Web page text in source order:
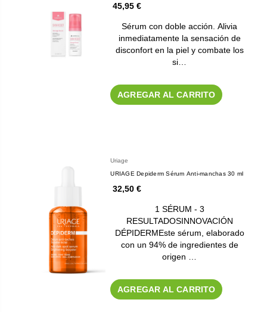
45,95 €
Sérum con doble acción. Alivia
inmediatamente la sensación de
disconfort en la piel y combate los
si…
AGREGAR AL CARRITO
Uriage
URIAGE Depiderm Sérum Anti-manchas 30 ml
32,50 €
1 SÉRUM - 3
RESULTADOSINNOVACIÓN
DÉPIDERMEste sérum, elaborado
con un 94% de ingredientes de
origen …
AGREGAR AL CARRITO